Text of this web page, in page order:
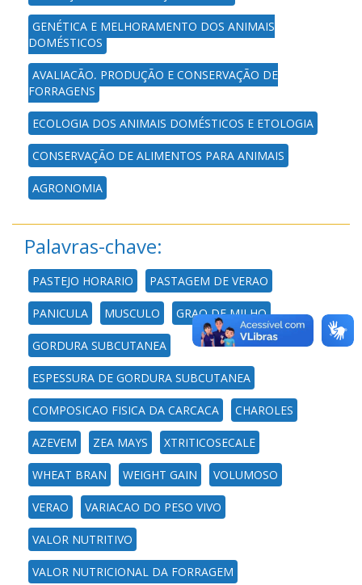
GENÉTICA E MELHORAMENTO DOS ANIMAIS
DOMÉSTICOS
AVALIAÇÃO, PRODUÇÃO E CONSERVAÇÃO DE
FORRAGENS
ECOLOGIA DOS ANIMAIS DOMÉSTICOS E ETOLOGIA
CONSERVAÇÃO DE ALIMENTOS PARA ANIMAIS
AGRONOMIA
Palavras-chave:
PASTEJO HORARIO PASTAGEM DE VERAO
PANICULA MUSCULO GRAO DE MILHO
GORDURA SUBCUTANEA
ESPESSURA DE GORDURA SUBCUTANEA
COMPOSICAO FISICA DA CARCACA CHAROLES
AZEVEM ZEA MAYS XTRITICOSECALE
WHEAT BRAN WEIGHT GAIN VOLUMOSO
VERAO VARIACAO DO PESO VIVO
VALOR NUTRITIVO
VALOR NUTRICIONAL DA FORRAGEM